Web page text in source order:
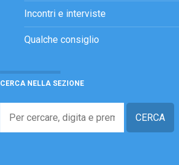
Incontri e interviste
Qualche consiglio
CERCA NELLA SEZIONE